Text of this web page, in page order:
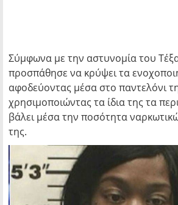
Σύμφωνα με την αστυνομία του
προσπάθησε να κρύψει τα
αφοδεύοντας μέσα στο παντελόνι
χρησιμοποιώντας τα ίδια της τα
βάλει μέσα την ποσότητα
της.